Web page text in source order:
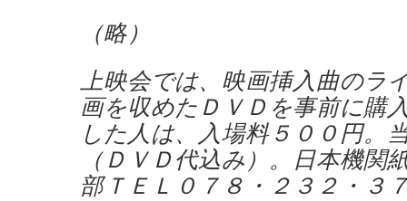
（略）
上映会では、映画挿入曲のラ
画を収めたＤＶＤを事前に購
した人は、入場料５００円。
（ＤＶＤ代込み）。日本機関
部ＴＥＬ０７８・２３２・３